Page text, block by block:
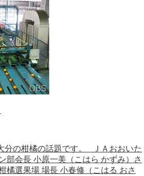
分の柑橘の話題です。 ＪＡおおいた
部会長 小原一美（こはら かずみ）さ
橘選果場 場長 小春修（こはる おさ